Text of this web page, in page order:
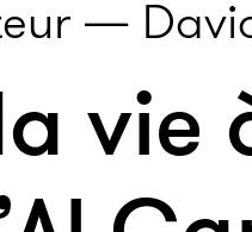
—
vie